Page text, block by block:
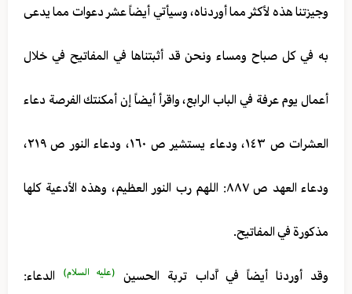
وجيزتنا هذه لأكثر مما أوردناه، وسيأتي أيضاً عشر دعوات مما يدعى
به في كل صباح ومساء ونحن قد أثبتناها في المفاتيح في خلال
أعمال يوم عرفة في الباب الرابع، واقرأ أيضاً إن أمكنتك الفرصة دعاء
العشرات ص ١٤٣، ودعاء يستشير ص ١٦٠، ودعاء النور ص ٢١٩،
ودعاء العهد ص ٨٨٧: اللهم رب النور العظيم، وهذه الأدعية كلها
مذكورة في المفاتيح.
وقد أوردنا أيضاً في اَّداب تربة الحسين (عليه السلام) الدعاء: